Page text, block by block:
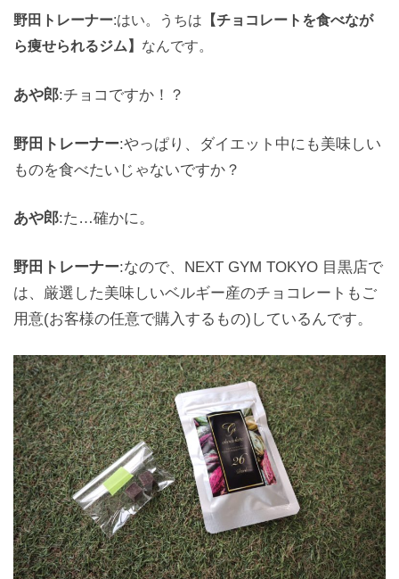
野田トレーナー:はい。うちは 【チョコレートを食べなが
ら痩せられるジム】 なんです。
あや郎:チョコですか！？
野田トレーナー:やっぱり、ダイエット中にも美味しい
ものを食べたいじゃないですか？
あや郎:た…確かに。
野田トレーナー:なので、NEXT GYM TOKYO 目黒店で
は、厳選した美味しいベルギー産のチョコレートもご
用意(お客様の任意で購入するもの)しているんです。